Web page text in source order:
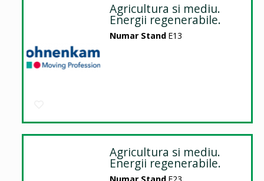
Agricultura si mediu.
Energii regenerabile.
Numar Stand E13
Agricultura si mediu.
Energii regenerabile.